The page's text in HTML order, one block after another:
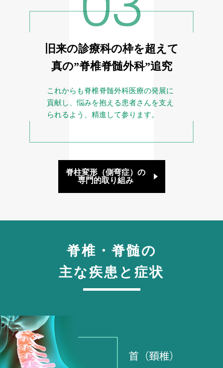
旧来の診療科の枠を超えて
真の”脊椎脊髄外科”追究
これからも脊椎脊髄外科医療の発展に
貢献し、悩みを抱える患者さんを支え
られるよう、精進して参ります。
脊柱変形（側弯症）の
専門的取り組み
脊椎・脊髄の
主な疾患と症状